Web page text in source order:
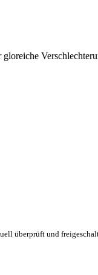
überprüft und